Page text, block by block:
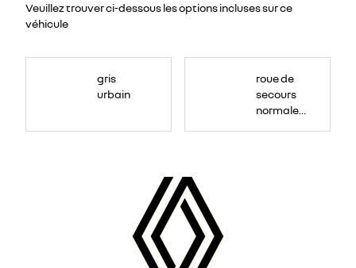
Veuillez trouver ci-dessous les options incluses sur ce
véhicule
gris
urbain
roue de
secours
normale